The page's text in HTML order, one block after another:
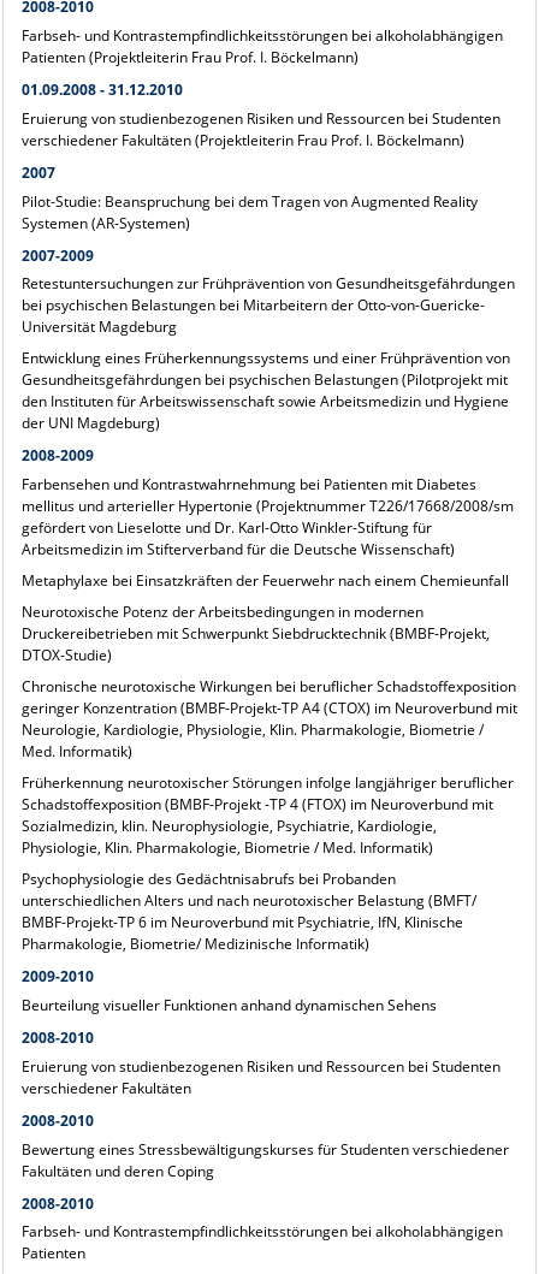
2008-2010
Farbseh- und Kontrastempfindlichkeitsstörungen bei alkoholabhängigen
Patienten (Projektleiterin Frau Prof. I. Böckelmann)
01.09.2008 - 31.12.2010
Eruierung von studienbezogenen Risiken und Ressourcen bei Studenten
verschiedener Fakultäten (Projektleiterin Frau Prof. I. Böckelmann)
2007
Pilot-Studie: Beanspruchung bei dem Tragen von Augmented Reality
Systemen (AR-Systemen)
2007-2009
Retestuntersuchungen zur Frühprävention von Gesundheitsgefährdungen
bei psychischen Belastungen bei Mitarbeitern der Otto-von-Guericke-
Universität Magdeburg
Entwicklung eines Früherkennungssystems und einer Frühprävention von
Gesundheitsgefährdungen bei psychischen Belastungen (Pilotprojekt mit
den Instituten für Arbeitswissenschaft sowie Arbeitsmedizin und Hygiene
der UNI Magdeburg)
2008-2009
Farbensehen und Kontrastwahrnehmung bei Patienten mit Diabetes
mellitus und arterieller Hypertonie (Projektnummer T226/17668/2008/sm
gefördert von Lieselotte und Dr. Karl-Otto Winkler-Stiftung für
Arbeitsmedizin im Stifterverband für die Deutsche Wissenschaft)
Metaphylaxe bei Einsatzkräften der Feuerwehr nach einem Chemieunfall
Neurotoxische Potenz der Arbeitsbedingungen in modernen
Druckereibetrieben mit Schwerpunkt Siebdrucktechnik (BMBF-Projekt,
DTOX-Studie)
Chronische neurotoxische Wirkungen bei beruflicher Schadstoffexposition
geringer Konzentration (BMBF-Projekt-TP A4 (CTOX) im Neuroverbund mit
Neurologie, Kardiologie, Physiologie, Klin. Pharmakologie, Biometrie /
Med. Informatik)
Früherkennung neurotoxischer Störungen infolge langjähriger beruflicher
Schadstoffexposition (BMBF-Projekt -TP 4 (FTOX) im Neuroverbund mit
Sozialmedizin, klin. Neurophysiologie, Psychiatrie, Kardiologie,
Physiologie, Klin. Pharmakologie, Biometrie / Med. Informatik)
Psychophysiologie des Gedächtnisabrufs bei Probanden
unterschiedlichen Alters und nach neurotoxischer Belastung (BMFT/
BMBF-Projekt-TP 6 im Neuroverbund mit Psychiatrie, IfN, Klinische
Pharmakologie, Biometrie/ Medizinische Informatik)
2009-2010
Beurteilung visueller Funktionen anhand dynamischen Sehens
2008-2010
Eruierung von studienbezogenen Risiken und Ressourcen bei Studenten
verschiedener Fakultäten
2008-2010
Bewertung eines Stressbewältigungskurses für Studenten verschiedener
Fakultäten und deren Coping
2008-2010
Farbseh- und Kontrastempfindlichkeitsstörungen bei alkoholabhängigen
Patienten